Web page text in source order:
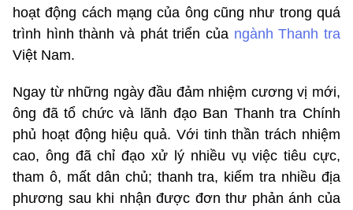
hoạt động cách mạng của ông cũng như trong quá
trình hình thành và phát triển của ngành Thanh tra
Việt Nam.
Ngay từ những ngày đầu đảm nhiệm cương vị mới,
ông đã tổ chức và lãnh đạo Ban Thanh tra Chính
phủ hoạt động hiệu quả. Với tinh thần trách nhiệm
cao, ông đã chỉ đạo xử lý nhiều vụ việc tiêu cực,
tham ô, mất dân chủ; thanh tra, kiểm tra nhiều địa
phương sau khi nhận được đơn thư phản ánh của